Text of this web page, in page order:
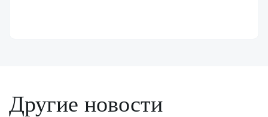
Другие новости